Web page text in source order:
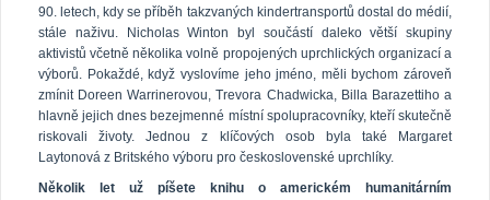
90. letech, kdy se příběh takzvaných kindertransportů dostal do médií,
stále naživu. Nicholas Winton byl součástí daleko větší skupiny
aktivistů včetně několika volně propojených uprchlických organizací a
výborů. Pokaždé, když vyslovíme jeho jméno, měli bychom zároveň
zmínit Doreen Warrinerovou, Trevora Chadwicka, Billa Barazettiho a
hlavně jejich dnes bezejmenné místní spolupracovníky, kteří skutečně
riskovali životy. Jednou z klíčových osob byla také Margaret
Laytonová z Britského výboru pro československé uprchlíky.
Několik let už píšete knihu o americkém humanitárním